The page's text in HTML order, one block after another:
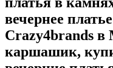
вечернее
Crazy4brands в
каршашик,